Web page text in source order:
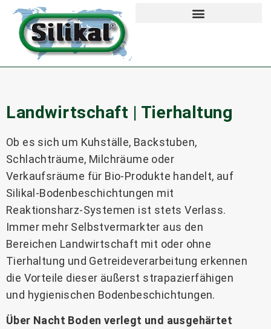
Landwirtschaft | Tierhaltung
Ob es sich um Kuhställe, Backstuben,
Schlachträume, Milchräume oder
Verkaufsräume für Bio-Produkte handelt, auf
Silikal-Bodenbeschichtungen mit
Reaktionsharz-Systemen ist stets Verlass.
Immer mehr Selbstvermarkter aus den
Bereichen Landwirtschaft mit oder ohne
Tierhaltung und Getreideverarbeitung erkennen
die Vorteile dieser äußerst strapazierfähigen
und hygienischen Bodenbeschichtungen.
Über Nacht Boden verlegt und ausgehärtet